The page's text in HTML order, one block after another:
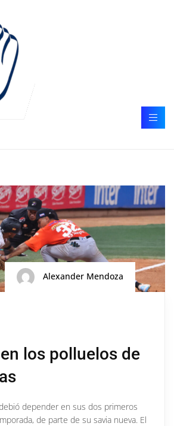
Alexander Mendoza
los polluelos de
depender en sus dos primeros
de parte de su savia nueva. El